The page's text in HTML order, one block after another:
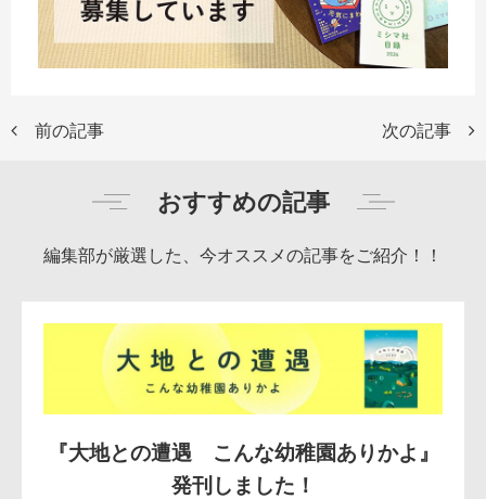
前の記事 次の記事
おすすめの記事
編集部が厳選した、今オススメの記事をご紹介！！
『大地との遭遇 こんな幼稚園ありかよ』
発刊しました！